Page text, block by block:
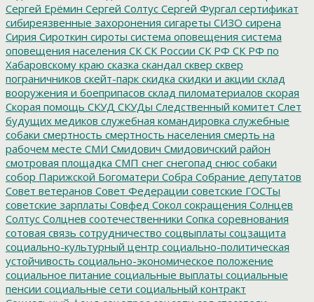
Сергей Ерёмин Сергей Солтус Сергей Фургал сертификат
сибиреязвенные захоронения сигареты СИЗО сирена
Сирия Сироткин сироты система оповещения система
оповещения населения СК СК России СК РФ СК РФ по
Хабаровскому краю сказка скандал сквер сквер
пограничников скейт-парк скидка скидки и акции склад
вооружения и боеприпасов склад пиломатериалов скорая
Скорая помощь СКУД СКУДы Следственный комитет Слет
будущих медиков служебная командировка служебные
собаки смертность смертность населения смерть на
рабочем месте СМИ Смидович Смидовичский район
смотровая площадка СМП снег снегопад снюс собаки
собор Парижской Богоматери Собра Собрание депутатов
Совет ветеранов Совет Федерации советские ГОСТы
советские зарплаты Совфед Сокол сокращения Солнцев
Солтус Солцнев соотечественники Сопка соревнования
сотовая связь сотрудничество соцвыплаты соцзащита
социально-культурный центр социально-политическая
устойчивость социально-экономическое положение
социальное питание социальные выплаты социальные
пенсии социальные сети социальный контракт